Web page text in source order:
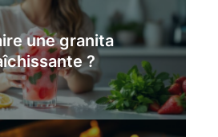
une granita
?